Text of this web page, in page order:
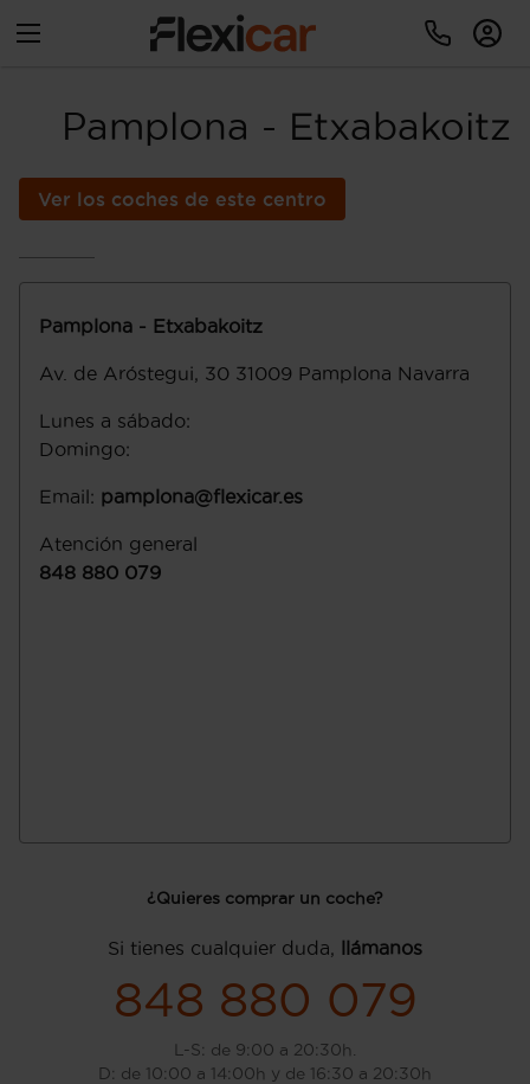
Pamplona - Etxabakoitz
Ver los coches de este centro
Pamplona - Etxabakoitz
Av. de Aróstegui, 30 31009 Pamplona Navarra
Lunes a sábado:
Domingo:
Email: pamplona@flexicar.es
Atención general
848 880 079
¿Quieres comprar un coche?
Si tienes cualquier duda, llámanos
848 880 079
L-S: de 9:00 a 20:30h.
D: de 10:00 a 14:00h y de 16:30 a 20:30h